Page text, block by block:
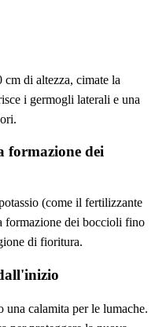
di altezza, cimate la
i germogli laterali e una
formazione dei
(come il fertilizzante
formazione dei boccioli fino
di fioritura.
calamita per le lumache.